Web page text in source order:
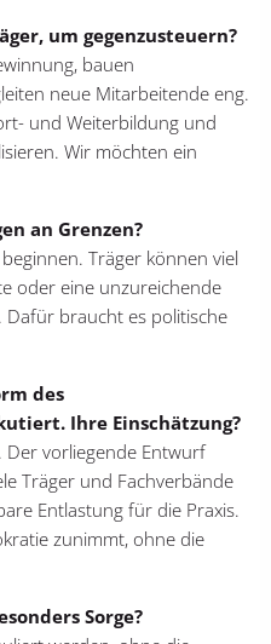
um gegenzusteuern?
bauen
neue Mitarbeitende eng.
und Weiterbildung und
Wir möchten ein
an Grenzen?
Träger können viel
oder eine unzureichende
Dafür braucht es politische
des
Ihre Einschätzung?
vorliegende Entwurf
Träger und Fachverbände
Entlastung für die Praxis.
zunimmt, ohne die
Sorge?